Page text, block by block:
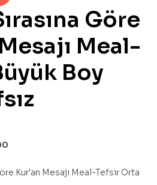
Göre
Meal-
Boy